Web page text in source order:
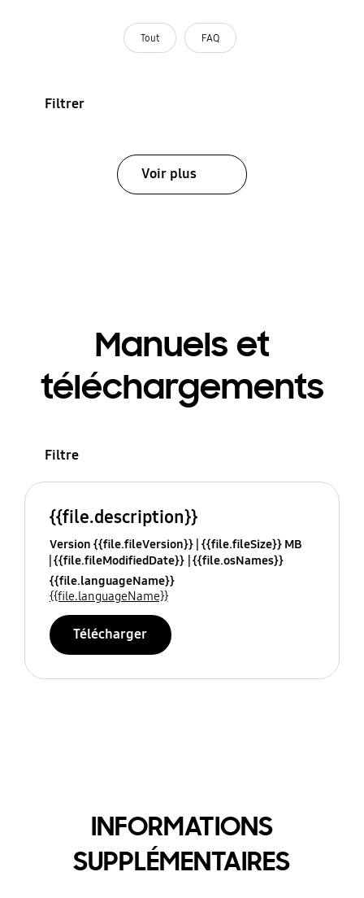
Tout FAQ
Filtrer
Voir plus
Manuels et
téléchargements
Filtre
{{file.description}}
Version {{file.fileVersion}} {{file.fileSize}} MB
{{file.fileModifiedDate}} {{file.osNames}}
{{file.languageName}}
{{file.languageName}}
Télécharger
INFORMATIONS
SUPPLÉMENTAIRES